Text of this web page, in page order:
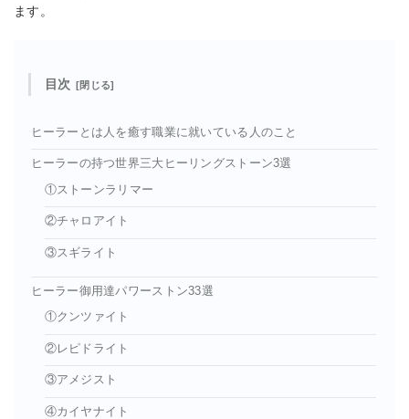
ます。
目次
ヒーラーとは人を癒す職業に就いている人のこと
ヒーラーの持つ世界三大ヒーリングストーン3選
①ストーンラリマー
②チャロアイト
③スギライト
ヒーラー御用達パワーストン33選
①クンツァイト
②レピドライト
③アメジスト
④カイヤナイト